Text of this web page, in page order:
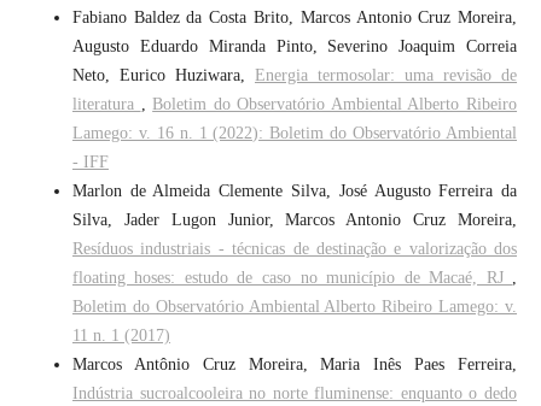
Fabiano Baldez da Costa Brito, Marcos Antonio Cruz Moreira,
Augusto Eduardo Miranda Pinto, Severino Joaquim Correia
Neto, Eurico Huziwara, Energia termosolar: uma revisão de
literatura , Boletim do Observatório Ambiental Alberto Ribeiro
Lamego: v. 16 n. 1 (2022): Boletim do Observatório Ambiental
- IFF
Marlon de Almeida Clemente Silva, José Augusto Ferreira da
Silva, Jader Lugon Junior, Marcos Antonio Cruz Moreira,
Resíduos industriais - técnicas de destinação e valorização dos
floating hoses: estudo de caso no município de Macaé, RJ ,
Boletim do Observatório Ambiental Alberto Ribeiro Lamego: v.
11 n. 1 (2017)
Marcos Antônio Cruz Moreira, Maria Inês Paes Ferreira,
Indústria sucroalcooleira no norte fluminense: enquanto o dedo